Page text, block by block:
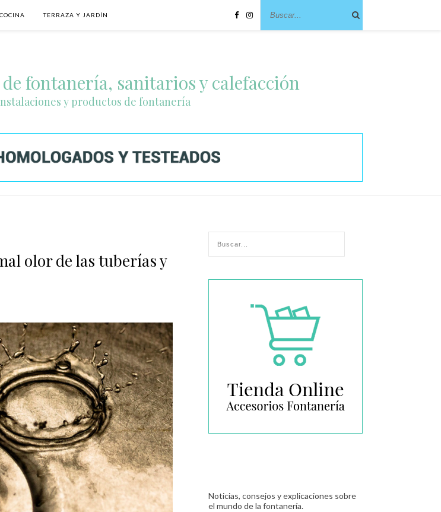
COCINA TERRAZA Y JARDÍN
fontanería, sanitarios y calefacción
y productos de fontanería
olor de las tuberías y
Noticias, consejos y explicaciones sobre
el mundo de la fontanería.